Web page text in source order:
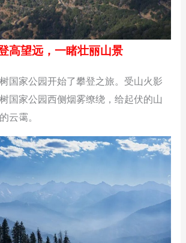
高望远，一睹壮丽山景
国家公园开始了攀登之旅。受山火影
国家公园西侧烟雾缭绕，给起伏的山
云霭。